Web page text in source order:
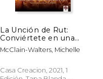
La Unción de Rut:
Conviértete en una
Mujer de fe, Virtud y
Destino
McClain-Walters, Michelle
Casa Creacion, 2021, 1